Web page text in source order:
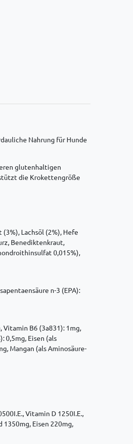
Nahrung für Hunde
glutenhaltigen
die Krokettengröße
Lachsöl (2%), Hefe
Benediktenkraut,
0,015%),
n-3 (EPA):
Vitamin B6 (3a831): 1mg,
0,5mg, Eisen (als
Mangan (als Aminosäure-
Vitamin D 1250I.E.,
Eisen 220mg,